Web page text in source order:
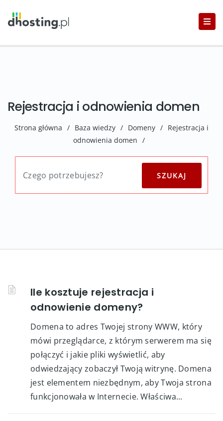
Rejestracja i odnowienia domen
Strona główna / Baza wiedzy / Domeny / Rejestracja i
odnowienia domen /
Ile kosztuje rejestracja i
odnowienie domeny?
Domena to adres Twojej strony WWW, który
mówi przeglądarce, z którym serwerem ma się
połączyć i jakie pliki wyświetlić, aby
odwiedzający zobaczył Twoją witrynę. Domena
jest elementem niezbędnym, aby Twoja strona
funkcjonowała w Internecie. Właściwa...